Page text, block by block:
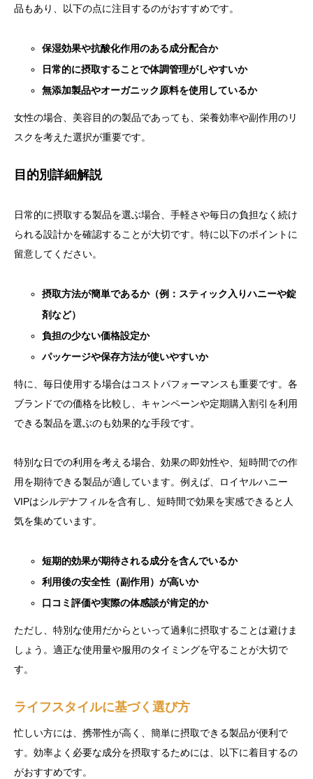
品もあり、以下の点に注目するのがおすすめです。
保湿効果や抗酸化作用のある成分配合か
日常的に摂取することで体調管理がしやすいか
無添加製品やオーガニック原料を使用しているか
女性の場合、美容目的の製品であっても、栄養効率や副作用のリ
スクを考えた選択が重要です。
目的別詳細解説
日常的に摂取する製品を選ぶ場合、手軽さや毎日の負担なく続け
られる設計かを確認することが大切です。特に以下のポイントに
留意してください。
摂取方法が簡単であるか（例：スティック入りハニーや錠
剤など）
負担の少ない価格設定か
パッケージや保存方法が使いやすいか
特に、毎日使用する場合はコストパフォーマンスも重要です。各
ブランドでの価格を比較し、キャンペーンや定期購入割引を利用
できる製品を選ぶのも効果的な手段です。
特別な日での利用を考える場合、効果の即効性や、短時間での作
用を期待できる製品が適しています。例えば、ロイヤルハニー
VIPはシルデナフィルを含有し、短時間で効果を実感できると人
気を集めています。
短期的効果が期待される成分を含んでいるか
利用後の安全性（副作用）が高いか
口コミ評価や実際の体感談が肯定的か
ただし、特別な使用だからといって過剰に摂取することは避けま
しょう。適正な使用量や服用のタイミングを守ることが大切で
す。
ライフスタイルに基づく選び方
忙しい方には、携帯性が高く、簡単に摂取できる製品が便利で
す。効率よく必要な成分を摂取するためには、以下に着目するの
がおすすめです。